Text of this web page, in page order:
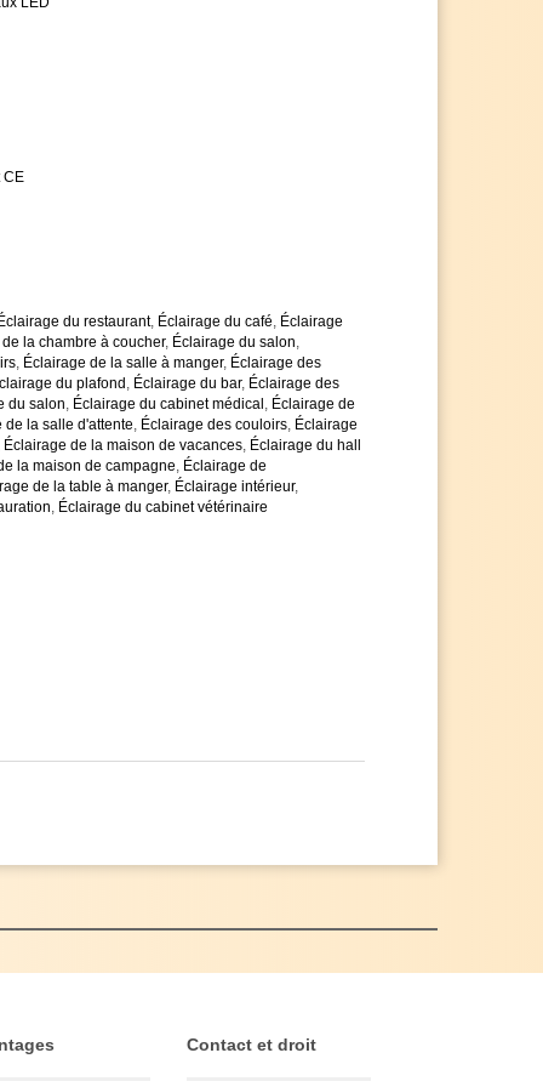
CE
Éclairage du restaurant, Éclairage du café, Éclairage
la chambre à coucher, Éclairage du salon,
, Éclairage de la salle à manger, Éclairage des
du plafond , Éclairage du bar, Éclairage des
du salon, Éclairage du cabinet médical , Éclairage de
de la salle d'attente, Éclairage des couloirs, Éclairage
Éclairage de la maison de vacances, Éclairage du hall
la maison de campagne, Éclairage de
de la table à manger, Éclairage intérieur,
, Éclairage du cabinet vétérinaire
Contact et droit